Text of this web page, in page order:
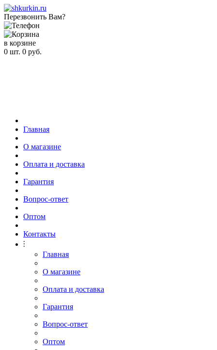
Перезвонить Вам?
в корзине
0 шт. 0 руб.
Главная
О магазине
Оплата и доставка
Гарантия
Вопрос-ответ
Оптом
Контакты
⫶
Главная
О магазине
Оплата и доставка
Гарантия
Вопрос-ответ
Оптом